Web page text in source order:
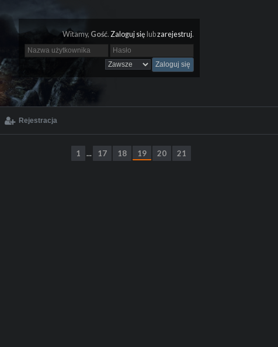
Witamy, Gość. Zaloguj się lubzarejestruj.
Rejestracja
1 ... 17 18 19 20 21